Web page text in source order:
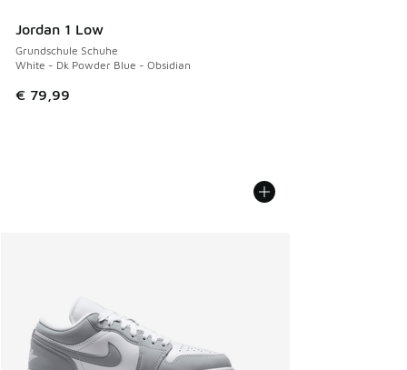
Jordan 1 Low
Grundschule Schuhe
White - Dk Powder Blue - Obsidian
€ 79,99